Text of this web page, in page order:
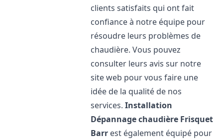
clients satisfaits qui ont fait
confiance à notre équipe pour
résoudre leurs problèmes de
chaudière. Vous pouvez
consulter leurs avis sur notre
site web pour vous faire une
idée de la qualité de nos
services.Installation
Dépannage chaudière Frisquet
Barr est également équipé pour